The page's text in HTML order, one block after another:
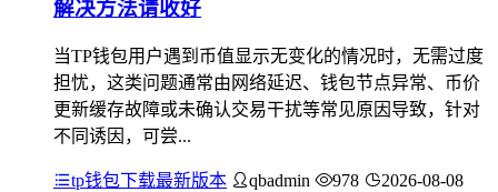
解决方法请收好
当TP钱包用户遇到币值显示无变化的情况时，无需过度
担忧，这类问题通常由网络延迟、钱包节点异常、币价
更新缓存故障或未确认交易干扰等常见原因导致，针对
不同诱因，可尝...
tp钱包下载最新版本 qbadmin 978 2026-08-08